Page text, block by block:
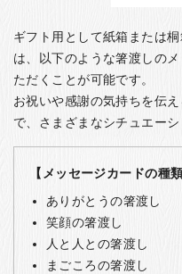
ギフト用として紙箱または
は、以下のような箸渡しの
ただくことが可能です。
お祝いや感謝の気持ちを伝
で、さまざまなシチュエーシ
【メッセージカードの種類
ありがとうの箸渡し
笑顔の箸渡し
人と人との箸渡し
まごころの箸渡し